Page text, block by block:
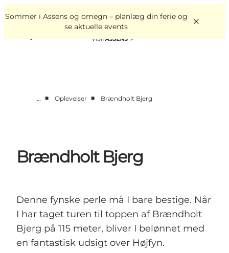
Sommer i Assens og omegn – planlæg din ferie og
se aktuelle events
Det sker
VisitAssens
Deutsch
… ■ Oplevelser ■ Brændholt Bjerg
Brændholt Bjerg
Denne fynske perle må I bare bestige. Når
I har taget turen til toppen af Brændholt
Bjerg på 115 meter, bliver I belønnet med
en fantastisk udsigt over Højfyn.